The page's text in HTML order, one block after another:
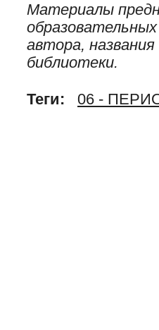
Материалы
автора,
библиотеки.
Теги: 06 -